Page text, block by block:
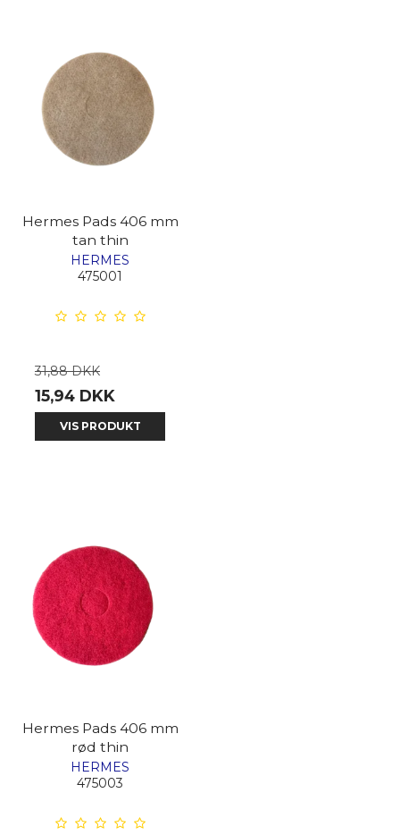
Hermes Pads 406 mm
tan thin
HERMES
475001
31,88 DKK
15,94 DKK
VIS PRODUKT
Hermes Pads 406 mm
rød thin
HERMES
475003